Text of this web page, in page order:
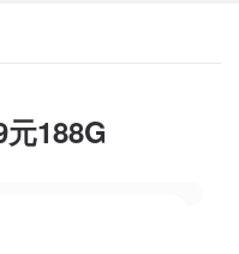
188G